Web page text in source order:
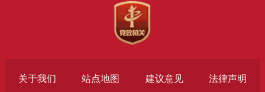
关于我们 站点地图 建议意见 法律声明